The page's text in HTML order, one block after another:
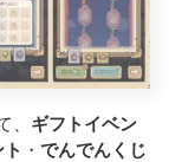
ギフトイベン
・ でんでんくじ